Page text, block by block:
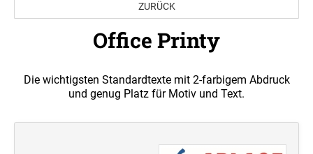
Professional Textstempel
Professional Datum- und Ziffernbandstempel
Printy Datumstempel
PRINTY DATUMSTEMPEL
PRINTY WORTBANDREHSTEMPEL
ZURÜCK
Office Printy
Die wichtigsten Standardtexte mit 2-farbigem Abdruck
und genug Platz für Motiv und Text.